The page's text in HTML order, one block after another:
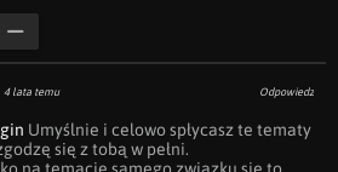
4 lata temu Odpowiedz
Umyślnie i celowo spłycasz te tematy
się z tobą w pełni.